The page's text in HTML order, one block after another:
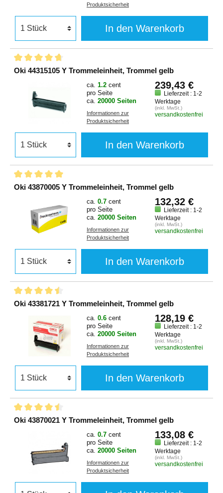
Produktsicherheit
In den Warenkorb
Oki 44315105 Y Trommeleinheit, Trommel gelb
ca. 1.2 cent
pro Seite
ca. 20000 Seiten
Informationen zur
Produktsicherheit
239,43 €
Lieferzeit : 1-2
Werktage
(inkl. MwSt.)
versandkostenfrei
In den Warenkorb
Oki 43870005 Y Trommeleinheit, Trommel gelb
ca. 0.7 cent
pro Seite
ca. 20000 Seiten
Informationen zur
Produktsicherheit
132,32 €
Lieferzeit : 1-2
Werktage
(inkl. MwSt.)
versandkostenfrei
In den Warenkorb
Oki 43381721 Y Trommeleinheit, Trommel gelb
ca. 0.6 cent
pro Seite
ca. 20000 Seiten
Informationen zur
Produktsicherheit
128,19 €
Lieferzeit : 1-2
Werktage
(inkl. MwSt.)
versandkostenfrei
In den Warenkorb
Oki 43870021 Y Trommeleinheit, Trommel gelb
ca. 0.7 cent
pro Seite
ca. 20000 Seiten
Informationen zur
Produktsicherheit
133,08 €
Lieferzeit : 1-2
Werktage
(inkl. MwSt.)
versandkostenfrei